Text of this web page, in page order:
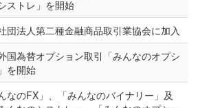
ストレ」を開始
団法人第二種金融商品取引業協会に加入
国為替オプション取引「みんなのオプシ
を開始
なのFX」、「みんなのバイナリー」及